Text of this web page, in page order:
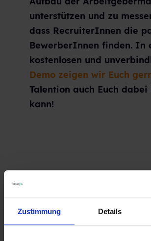
Zustimmung Details
unterstützen und zu
dass RecruiterInnen die
BewerberInnen finden. In
kostenlosen und
Demo zeigen wir Euch
Talention auch Euch dabei
kann!